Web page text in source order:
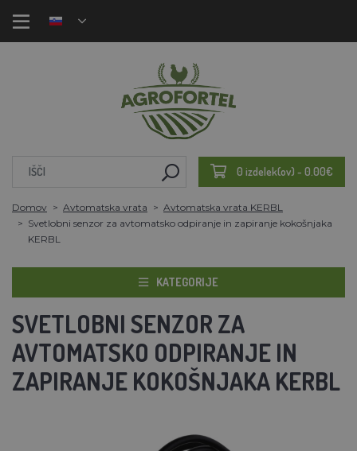
0 izdelek(ov) - 0.00€
Domov Avtomatska vrata
Avtomatska vrata KERBL
Svetlobni senzor za avtomatsko odpiranje in zapiranje kokošnjaka
KERBL
KATEGORIJE
SVETLOBNI SENZOR ZA
AVTOMATSKO ODPIRANJE IN
ZAPIRANJE KOKOŠNJAKA KERBL